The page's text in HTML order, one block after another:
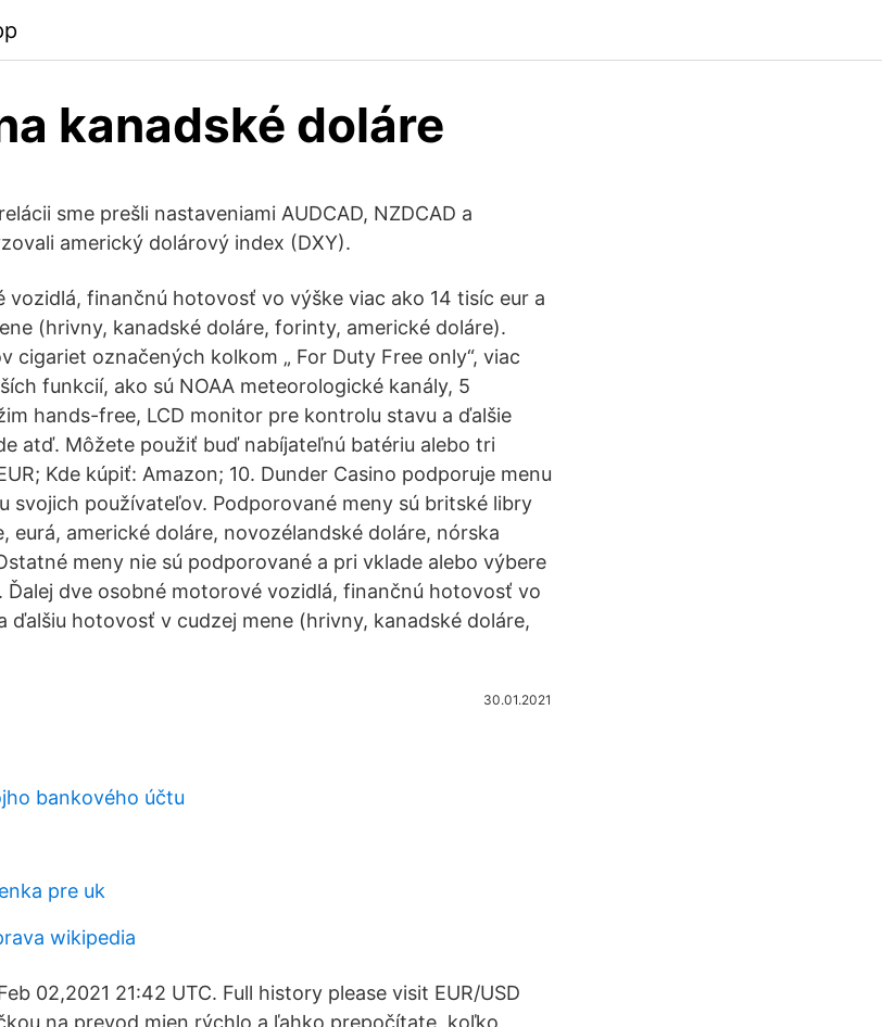
kanadské doláre
sme prešli nastaveniami AUDCAD, NZDCAD a
americký dolárový index (DXY).
vozidlá, finančnú hotovosť vo výške viac ako 14 tisíc eur a
(hrivny, kanadské doláre, forinty, americké doláre).
cigariet označených kolkom „ For Duty Free only“, viac
funkcií, ako sú NOAA meteorologické kanály, 5
hands-free, LCD monitor pre kontrolu stavu a ďalšie
atď. Môžete použiť buď nabíjateľnú batériu alebo tri
Kde kúpiť: Amazon; 10. Dunder Casino podporuje menu
svojich používateľov. Podporované meny sú britské libry
eurá, americké doláre, novozélandské doláre, nórska
meny nie sú podporované a pri vklade alebo výbere
dve osobné motorové vozidlá, finančnú hotovosť vo
ďalšiu hotovosť v cudzej mene (hrivny, kanadské doláre,
30.01.2021
bankového účtu
pre uk
wikipedia
02,2021 21:42 UTC. Full history please visit EUR/USD
na prevod mien rýchlo a ľahko prepočítate, koľko